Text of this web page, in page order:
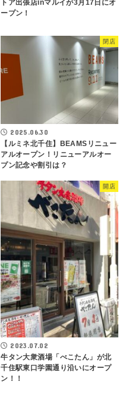
トア出張店inマルイが3月17日にオ
ープン！
閉店
2025.06.30
【ルミネ北千住】BEAMSリニュー
アルオープン！リニューアルオー
プン記念や割引は？
開店
2023.07.02
牛タン大衆酒場「べこたん」が北
千住駅東口学園通り沿いにオープ
ン！！